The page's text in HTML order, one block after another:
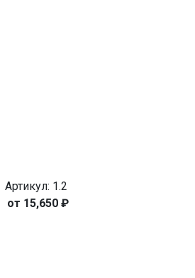
Артикул: 1.2
15,650 ₽